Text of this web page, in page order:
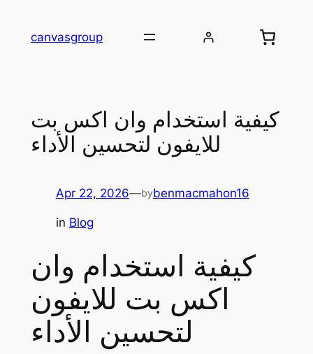
canvasgroup
كيفية استخدام وان اكس بت
للايفون لتحسين الأداء
Apr 22, 2026—bybenmacmahon16
in Blog
كيفية استخدام وان
اكس بت للايفون
لتحسين الأداء